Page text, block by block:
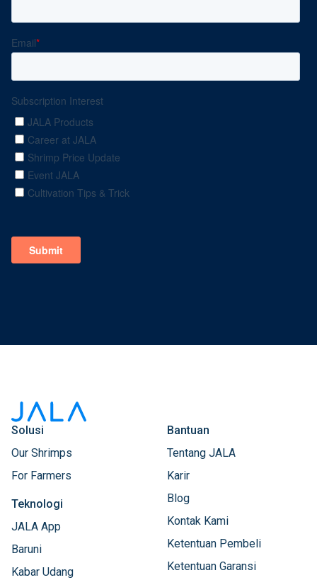
Solusi
Our Shrimps
For Farmers
Teknologi
JALA App
Baruni
Kabar Udang
Bantuan
Tentang JALA
Karir
Blog
Kontak Kami
Ketentuan Pembeli
Ketentuan Garansi